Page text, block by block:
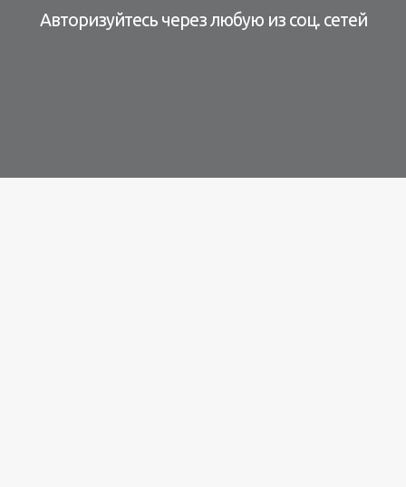
Авторизуйтесь через любую из соц. сетей